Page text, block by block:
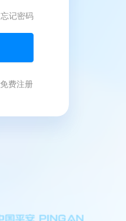
忘记密码
免费注册